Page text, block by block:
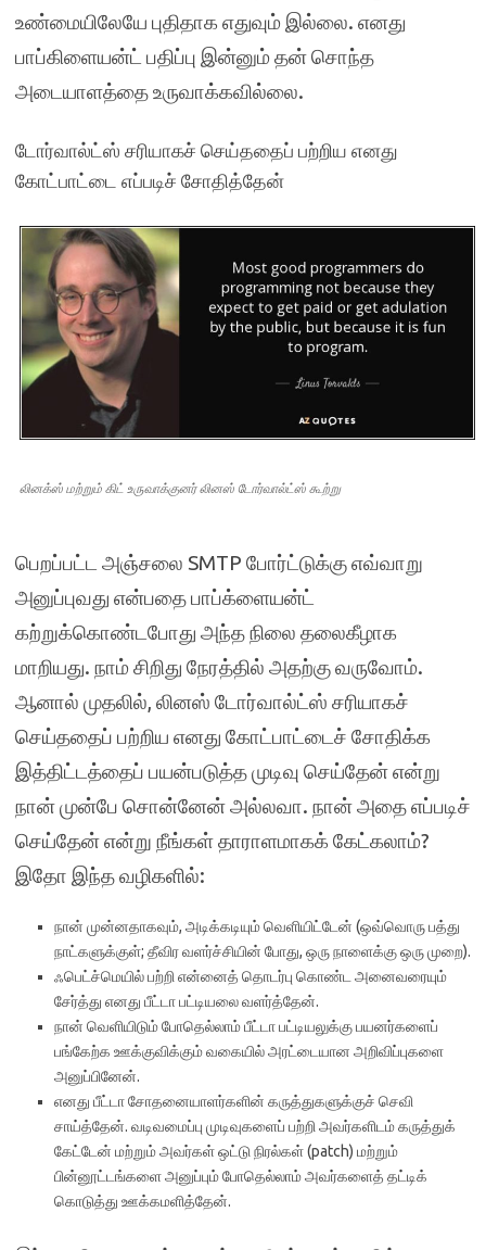
உண்மையிலேயே புதிதாக எதுவும் இல்லை. எனது
பாப்கிளையன்ட் பதிப்பு இன்னும் தன் சொந்த
அடையாளத்தை உருவாக்கவில்லை.
டோர்வால்ட்ஸ் சரியாகச் செய்ததைப் பற்றிய எனது
கோட்பாட்டை எப்படிச் சோதித்தேன்
லினக்ஸ் மற்றும் கிட் உருவாக்குனர் லினஸ் டோர்வால்ட்ஸ் கூற்று
பெறப்பட்ட அஞ்சலை SMTP போர்ட்டுக்கு எவ்வாறு
அனுப்புவது என்பதை பாப்க்ளையன்ட்
கற்றுக்கொண்டபோது அந்த நிலை தலைகீழாக
மாறியது. நாம் சிறிது நேரத்தில் அதற்கு வருவோம்.
ஆனால் முதலில், லினஸ் டோர்வால்ட்ஸ் சரியாகச்
செய்ததைப் பற்றிய எனது கோட்பாட்டைச் சோதிக்க
இத்திட்டத்தைப் பயன்படுத்த முடிவு செய்தேன் என்று
நான் முன்பே சொன்னேன் அல்லவா. நான் அதை எப்படிச்
செய்தேன் என்று நீங்கள் தாராளமாகக் கேட்கலாம்?
இதோ இந்த வழிகளில்:
நான் முன்னதாகவும், அடிக்கடியும் வெளியிட்டேன் (ஒவ்வொரு பத்து
நாட்களுக்குள்; தீவிர வளர்ச்சியின் போது, ஒரு நாளைக்கு ஒரு முறை).
ஃபெட்ச்மெயில் பற்றி என்னைத் தொடர்பு கொண்ட அனைவரையும்
சேர்த்து எனது பீட்டா பட்டியலை வளர்த்தேன்.
நான் வெளியிடும் போதெல்லாம் பீட்டா பட்டியலுக்கு பயனர்களைப்
பங்கேற்க ஊக்குவிக்கும் வகையில் அரட்டையான அறிவிப்புகளை
அனுப்பினேன்.
எனது பீட்டா சோதனையாளர்களின் கருத்துகளுக்குச் செவி
சாய்த்தேன். வடிவமைப்பு முடிவுகளைப் பற்றி அவர்களிடம் கருத்துக்
கேட்டேன் மற்றும் அவர்கள் ஒட்டு நிரல்கள் (patch) மற்றும்
பின்னூட்டங்களை அனுப்பும் போதெல்லாம் அவர்களைத் தட்டிக்
கொடுத்து ஊக்கமளித்தேன்.